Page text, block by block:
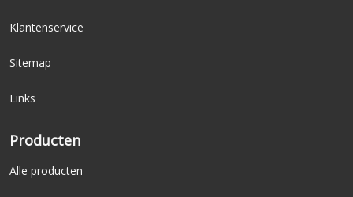
Klantenservice
Sitemap
Links
Producten
Alle producten